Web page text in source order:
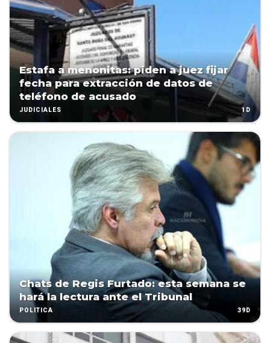
Estafa a menonitas: piden a juez fijar
fecha para extracción de datos de
teléfono de acusado
JUDICIALES 1D
Chats de Regis Furtado: esta semana se
hará la lectura ante el Tribunal
POLÍTICA 39D